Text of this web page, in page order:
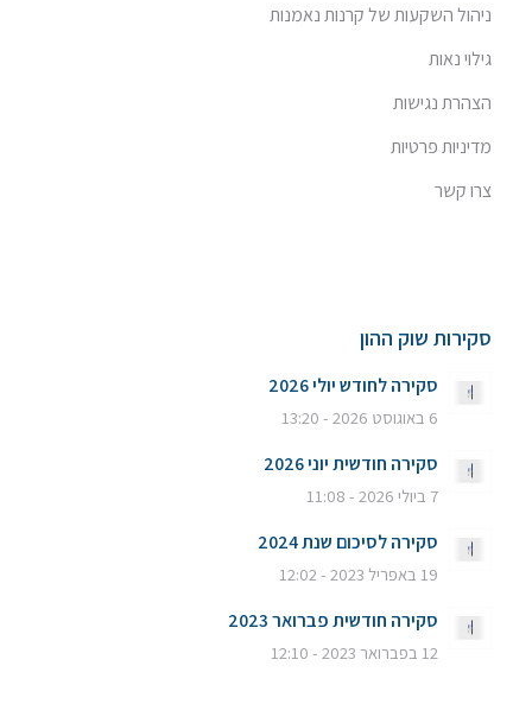
ניהול השקעות של קרנות נאמנות
גילוי נאות
הצהרת נגישות
מדיניות פרטיות
צרו קשר
סקירות שוק ההון
סקירה לחודש יולי 2026
6 באוגוסט 2026 - 13:20
סקירה חודשית יוני 2026
7 ביולי 2026 - 11:08
סקירה לסיכום שנת 2024
19 באפריל 2023 - 12:02
סקירה חודשית פברואר 2023
12 בפברואר 2023 - 12:10